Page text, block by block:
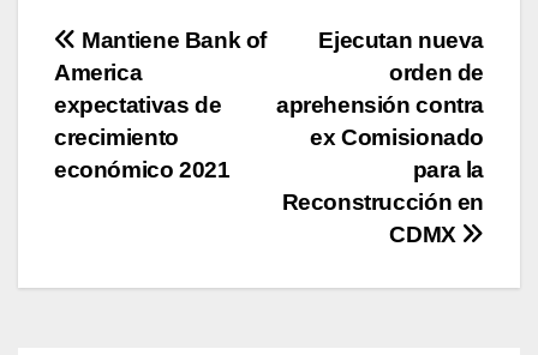
Navegación
de
entradas
Ejecutan nueva
orden de
aprehensión contra
ex Comisionado
para la
Reconstrucción en
CDMX
Mantiene Bank of
America
expectativas de
crecimiento
económico 2021